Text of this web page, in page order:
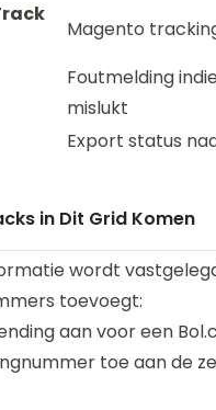
Magento
Foutmelding
mislukt
Export status
in Dit Grid Komen
wordt
toevoegt:
aan voor een
toe aan de